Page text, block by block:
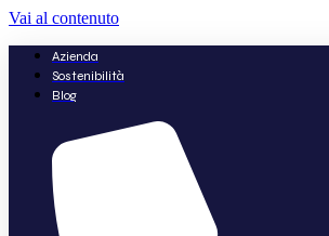
Vai al contenuto
Azienda
Sostenibilità
Blog